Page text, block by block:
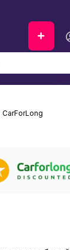
CarForLong